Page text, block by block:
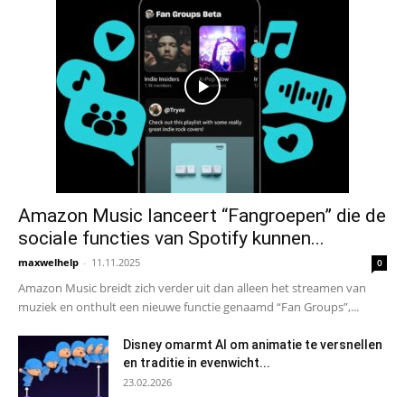
Amazon Music lanceert “Fangroepen” die de
sociale functies van Spotify kunnen...
maxwelhelp - 11.11.2025 0
Amazon Music breidt zich verder uit dan alleen het streamen van
muziek en onthult een nieuwe functie genaamd “Fan Groups”,...
Disney omarmt AI om animatie te versnellen
en traditie in evenwicht...
23.02.2026